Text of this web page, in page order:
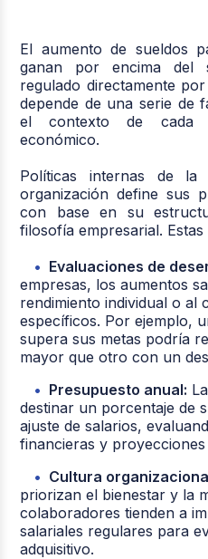
El aumento de sueldos
ganan por encima del
regulado directamente
depende de una serie de
el contexto de cada
económico.
Políticas internas de
organización define sus
con base en su
filosofía empresarial.
Evaluaciones de
empresas, los aumentos
rendimiento individual o al
específicos. Por ejemplo,
supera sus metas podría
mayor que otro con un
Presupuesto anual:
destinar un porcentaje de
ajuste de salarios,
financieras y proyecciones
Cultura
priorizan el bienestar y la
colaboradores tienden a
salariales regulares para
adquisitivo.